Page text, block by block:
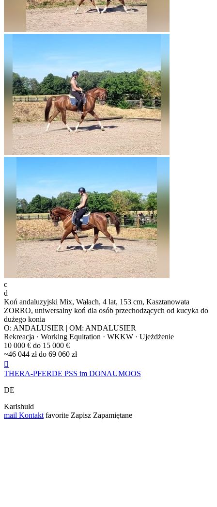
c
d
Koń andaluzyjski Mix, Wałach, 4 lat, 153 cm, Kasztanowata
ZORRO, uniwersalny koń dla osób przechodzących od kucyka do
dużego konia
O: ANDALUSIER | OM: ANDALUSIER
Rekreacja · Working Equitation · WKKW · Ujeżdżenie
10 000 € do 15 000 €
~46 044 zł do 69 060 zł

THERA-PFERDE PSS im DONAUMOOS
DE
Karlshuld
mail Kontakt favorite Zapisz Zapamiętane